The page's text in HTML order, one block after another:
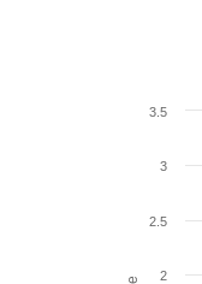
2
2.5
3
3.5